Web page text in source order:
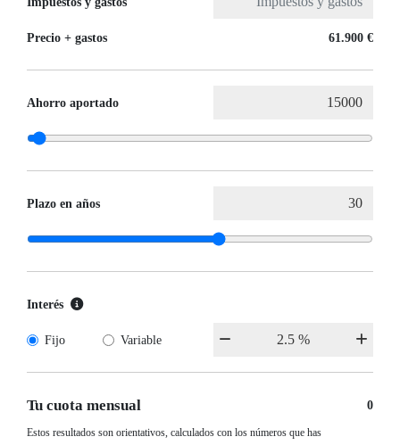
Precio + gastos 61.900 €
Ahorro aportado
Plazo en años
Interés
Fijo Variable
Tu cuota mensual 0
Estos resultados son orientativos, calculados con los números que has